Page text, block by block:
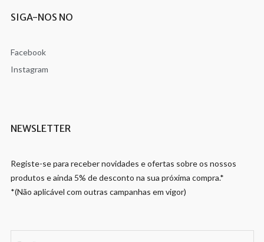
SIGA-NOS NO
Facebook
Instagram
NEWSLETTER
Registe-se para receber novidades e ofertas sobre os nossos
produtos e ainda 5% de desconto na sua próxima compra.*
*(Não aplicável com outras campanhas em vigor)